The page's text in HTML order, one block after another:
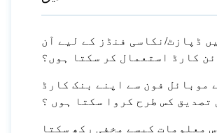
ڈپازٹ/نکاسی فنڈز کے لیے آن
کارڈ استعمال کر سکتا ہوں؟
موبائل فون سے اپنے بنک کارڈ
تصدیق کس طرح کروا سکتا ہوں ؟
معلومات کیسے مخفی رکھ سکتا